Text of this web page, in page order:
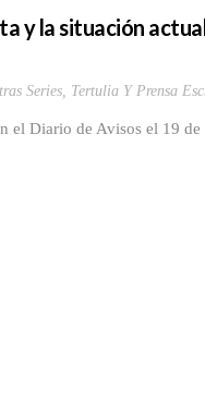
y la situación
Series, Tertulia Y Prensa
Diario de Avisos el 19 de